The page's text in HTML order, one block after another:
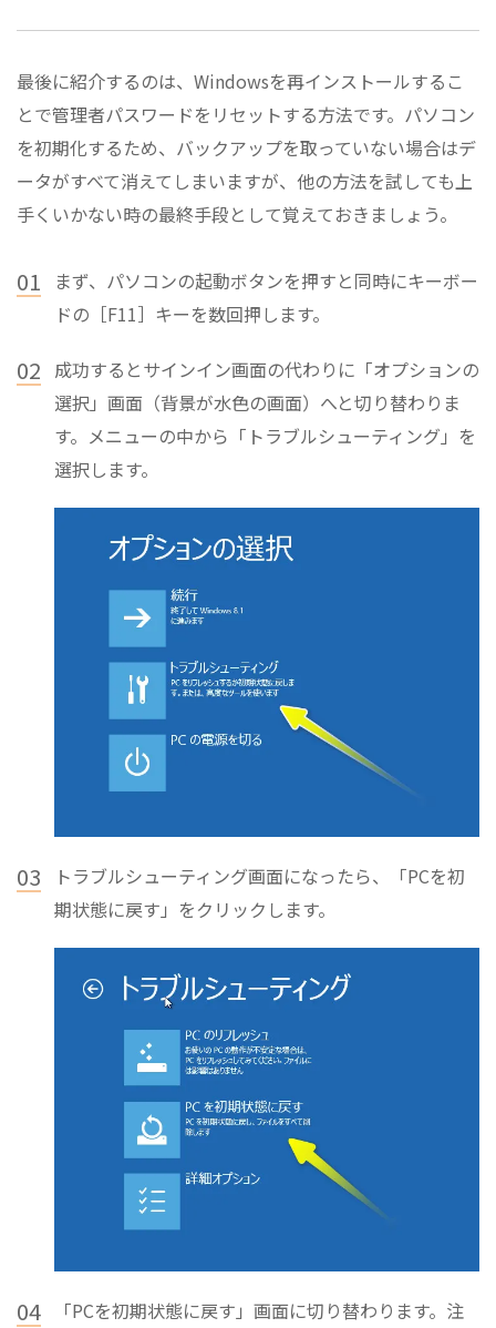
最後に紹介するのは、Windowsを再インストールするこ
とで管理者パスワードをリセットする方法です。パソコン
を初期化するため、バックアップを取っていない場合はデ
ータがすべて消えてしまいますが、他の方法を試しても上
手くいかない時の最終手段として覚えておきましょう。
01
まず、パソコンの起動ボタンを押すと同時にキーボー
ドの［F11］キーを数回押します。
02 成功するとサインイン画面の代わりに「オプションの
選択」画面（背景が水色の画面）へと切り替わりま
す。メニューの中から「トラブルシューティング」を
選択します。
03
トラブルシューティング画面になったら、「PCを初
期状態に戻す」をクリックします。
04
「PCを初期状態に戻す」画面に切り替わります。注